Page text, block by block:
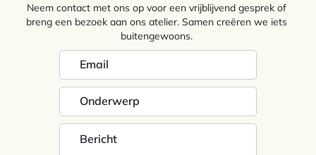
Neem contact met ons op voor een vrijblijvend gesprek of
breng een bezoek aan ons atelier. Samen creëren we iets
buitengewoons.